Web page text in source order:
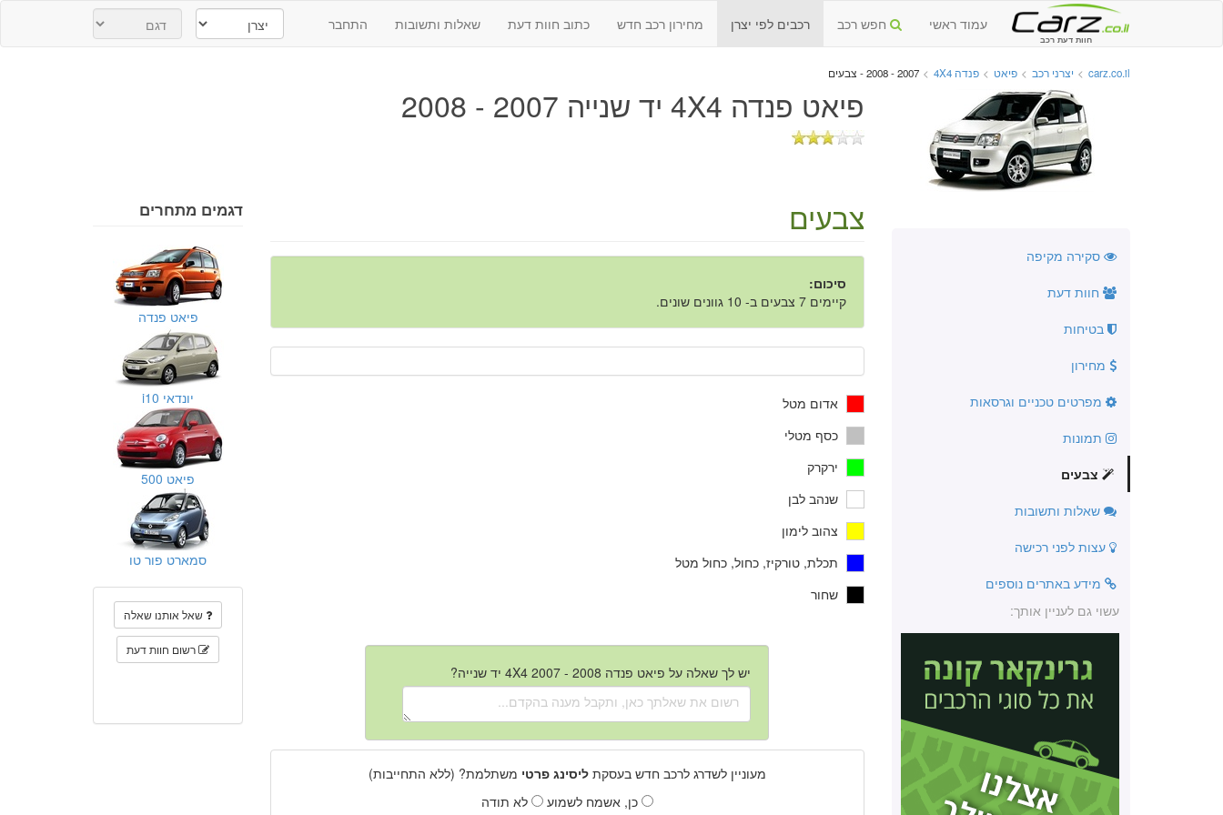
חוות דעת רכב
עמוד ראשי חפש רכב רכבים לפי יצרן מחירון רכב חדש כתוב חוות דעת שאלות ותשובות התחבר
carz.co.il
> יצרני רכב > פיאט > פנדה 4X4 > 2007 - 2008 - צבעים
פיאט פנדה 4X4 יד שנייה 2007 - 2008
סקירה מקיפה
חוות דעת
בטיחות
מחירון
מפרטים טכניים וגרסאות
תמונות
צבעים
שאלות ותשובות
עצות לפני רכישה
מידע באתרים נוספים
עשוי גם לעניין אותך:
צבעים
סיכום:
קיימים 7 צבעים ב- 10 גוונים שונים.
אדום מטל
כסף מטלי
ירקרק
שנהב לבן
צהוב לימון
תכלת, טורקיז, כחול, כחול מטל
שחור
יש לך שאלה על פיאט פנדה 4X4 2007 - 2008 יד שנייה?
מעוניין לשדרג לרכב חדש בעסקתליסינג פרטי משתלמת? (ללא התחייבות)
כן, אשמח לשמוע
לא תודה
דגמים מתחרים
פיאט פנדה
יונדאי i10
פיאט 500
סמארט פור טו
שאל אותנו שאלה
רשום חוות דעת